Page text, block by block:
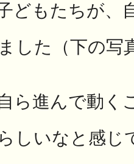
どもたちが、
した（下の写
ら進んで動く
しいなと感じ